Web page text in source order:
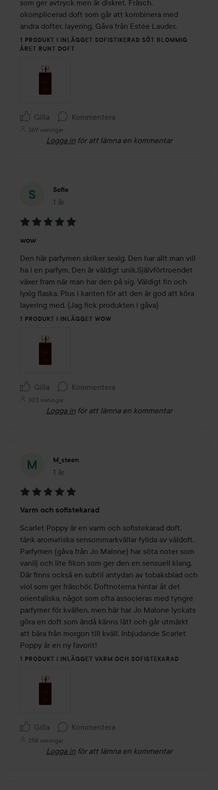
som ger avtryck men är diskret. Fräsch,
okomplicerad doft som går att kombinera med
andra dofter, layering. Gåva från Estée Lauder.
1 PRODUKT I INLÄGGET SOFISTIKERAD SÖT BLOMMIG
ÅRET RUNT DOFT
Gilla Kommentera
369 visningar
Logga in för att lämna en kommentar
Sofie
1 år
Inlägget skapades 1 år
5
av
5
wow
Den här parfymen skriker sexig. Den har allt man vill
ha i en parfym. Den är väldigt unik.Självförtroendet
växer fram när man har den på sig. Väldigt fin och
lyxig flaska. Plus i kanten för att den är god att köra
layering med. (Jag fick produkten i gåva)
1 PRODUKT I INLÄGGET WOW
Gilla Kommentera
303 visningar
Logga in för att lämna en kommentar
M_steen
1 år
Inlägget skapades 1 år
5
av
5
Varm och sofistekarad
Scarlet Poppy är en varm och sofistekarad doft,
tänk aromatiska sensommarkvällar fyllda av väldoft.
Parfymen (gåva från Jo Malone) har söta noter som
vanilj och lite fikon som ger den en sensuell klang.
Där finns också en subtil antydan av tobaksblad och
viol som ger fräschör. Doftnoterna hintar åt det
orientaliska, något som ofta associeras med tyngre
parfymer för kvällen, men här har Jo Malone lyckats
göra en doft som ändå känns lätt och går utmärkt
att bära från morgon till kväll. Inbjudande Scarlet
Poppy är en ny favorit!
1 PRODUKT I INLÄGGET VARM OCH SOFISTEKARAD
Gilla Kommentera
258 visningar
Logga in för att lämna en kommentar